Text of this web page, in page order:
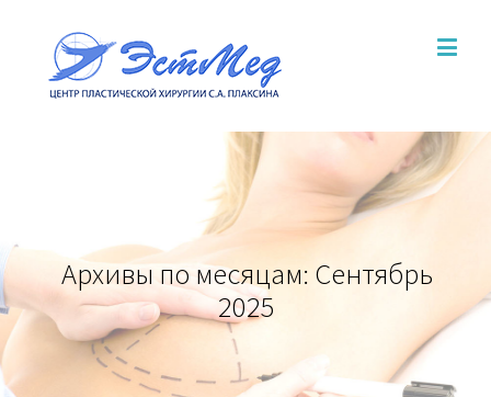
Архивы по месяцам: Сентябрь
2025